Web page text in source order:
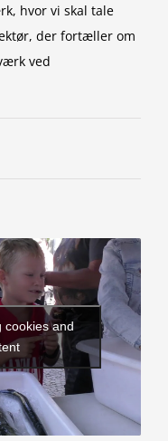
hvor vi skal tale
der fortæller om
ved
cookies and